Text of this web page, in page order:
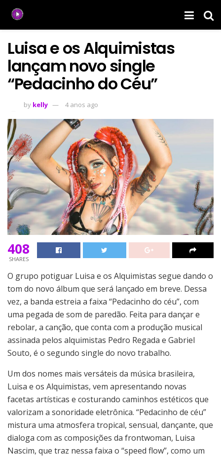
Luisa e os Alquimistas
lançam novo single
“Pedacinho do Céu”
by kelly 4 anos ago
408
SHARES
O grupo potiguar Luisa e os Alquimistas segue dando o
tom do novo álbum que será lançado em breve. Dessa
vez, a banda estreia a faixa “Pedacinho do céu”, com
uma pegada de som de paredão. Feita para dançar e
rebolar, a canção, que conta com a produção musical
assinada pelos alquimistas Pedro Regada e Gabriel
Souto, é o segundo single do novo trabalho.
Um dos nomes mais versáteis da música brasileira,
Luisa e os Alquimistas, vem apresentando novas
facetas artísticas e costurando caminhos estéticos que
valorizam a sonoridade eletrônica. “Pedacinho de céu”
mistura uma atmosfera tropical, sensual, dançante, que
dialoga com as composições da frontwoman, Luisa
Nascim, que traz nessa faixa o “speed flow”, como um